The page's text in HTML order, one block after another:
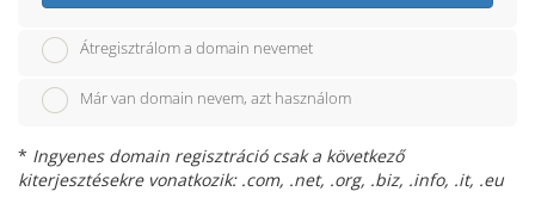
Átregisztrálom a domain nevemet
Már van domain nevem, azt használom
* Ingyenes domain regisztráció csak a következő
kiterjesztésekre vonatkozik: .com, .net, .org, .biz, .info, .it, .eu